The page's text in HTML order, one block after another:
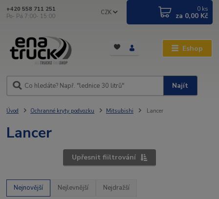
Eshop
CZK
Najít
+420 558 711 251
Po- Pá 7:00- 15:00
0 ks
za 0,00 Kč
Úvod Ochranné kryty podvozku Mitsubishi Lancer
Lancer
Upřesnit fiiltrování
Nejnovější Nejlevnější Nejdražší